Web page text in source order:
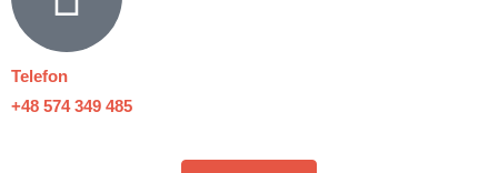
Telefon
+48 574 349 485